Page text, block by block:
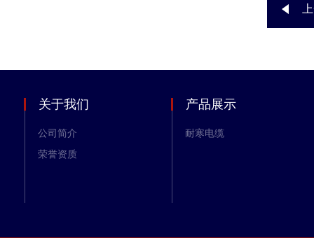
关于我们
公司简介
荣誉资质
产品展示
耐寒电缆